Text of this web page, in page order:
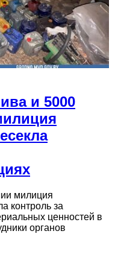
и 5000
милиция
контроль за
ценностей в
органов